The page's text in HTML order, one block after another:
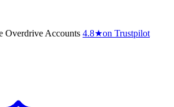
Overdrive Accounts 4.8★on Trustpilot